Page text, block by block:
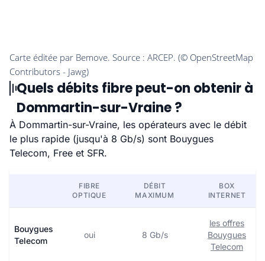
Quels débits fibre peut-on obtenir à
Dommartin-sur-Vraine ?
À Dommartin-sur-Vraine, les opérateurs avec le débit
le plus rapide (jusqu'à 8 Gb/s) sont Bouygues
Telecom, Free et SFR.
FIBRE
OPTIQUE
DÉBIT
MAXIMUM
BOX
INTERNET
Bouygues
Telecom
oui 8 Gb/s
les offres
Bouygues
Telecom